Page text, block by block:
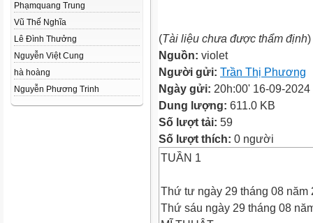
Phạmquang Trung
Vũ Thế Nghĩa
Lê Đình Thưởng
Nguyễn Việt Cung
hà hoàng
Nguyễn Phương Trinh
(Tài liệu chưa được thẩm định)
Nguồn: violet
Người gửi: Trần Thị Phương
Ngày gửi: 20h:00' 16-09-2024
Dung lượng: 611.0 KB
Số lượt tải: 59
Số lượt thích: 0 người
TUẦN 1
Thứ tư ngày 29 tháng 08 năm
Thứ sáu ngày 29 tháng 08